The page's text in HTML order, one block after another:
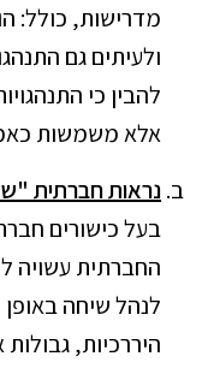
מדרישות, כולל:
ולעיתים גם
להבין כי
אלא משמשות
נראות חברתית
בעל כישורים
החברתית עשויה
לנהל שיחה
היררכיות, גבולות